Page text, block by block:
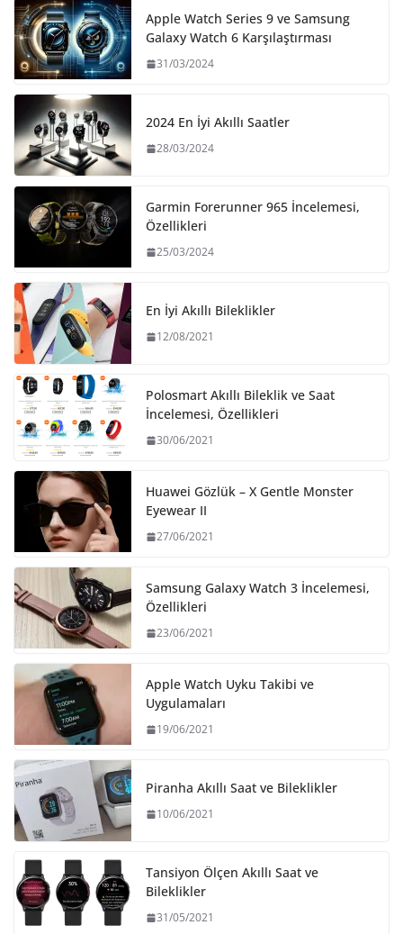
Apple Watch Series 9 ve Samsung
Galaxy Watch 6 Karşılaştırması
31/03/2024
2024 En İyi Akıllı Saatler
28/03/2024
Garmin Forerunner 965 İncelemesi,
Özellikleri
25/03/2024
En İyi Akıllı Bileklikler
12/08/2021
Polosmart Akıllı Bileklik ve Saat
İncelemesi, Özellikleri
30/06/2021
Huawei Gözlük – X Gentle Monster
Eyewear II
27/06/2021
Samsung Galaxy Watch 3 İncelemesi,
Özellikleri
23/06/2021
Apple Watch Uyku Takibi ve
Uygulamaları
19/06/2021
Piranha Akıllı Saat ve Bileklikler
10/06/2021
Tansiyon Ölçen Akıllı Saat ve
Bileklikler
31/05/2021